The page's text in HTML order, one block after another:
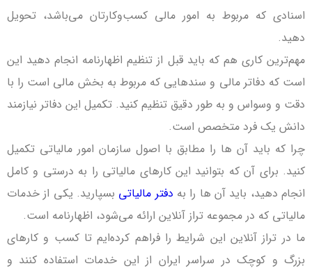
اسنادی که مربوط به امور مالی کسب‌وکارتان می‌باشد، تحویل
دهید.
مهم‌ترین کاری هم که باید قبل از تنظیم اظهارنامه انجام دهید این
است که دفاتر مالی و سندهایی که مربوط به بخش مالی است را با
دقت و وسواس و به طور دقیق تنظیم کنید. تکمیل این دفاتر نیازمند
دانش یک فرد متخصص است.
چرا که باید آن ها را مطابق با اصول سازمان امور مالیاتی تکمیل
کنید. برای آن که بتوانید این کارهای مالیاتی را به درستی و کامل
انجام دهید، باید آن ها را به دفتر مالیاتی بسپارید. یکی از خدمات
مالیاتی که در مجموعه تراز آنلاین ارائه می‌شود، اظهارنامه است.
ما در تراز آنلاین این شرایط را فراهم کرده‌ایم تا کسب و کارهای
بزرگ و کوچک در سراسر ایران از این خدمات استفاده کنند و